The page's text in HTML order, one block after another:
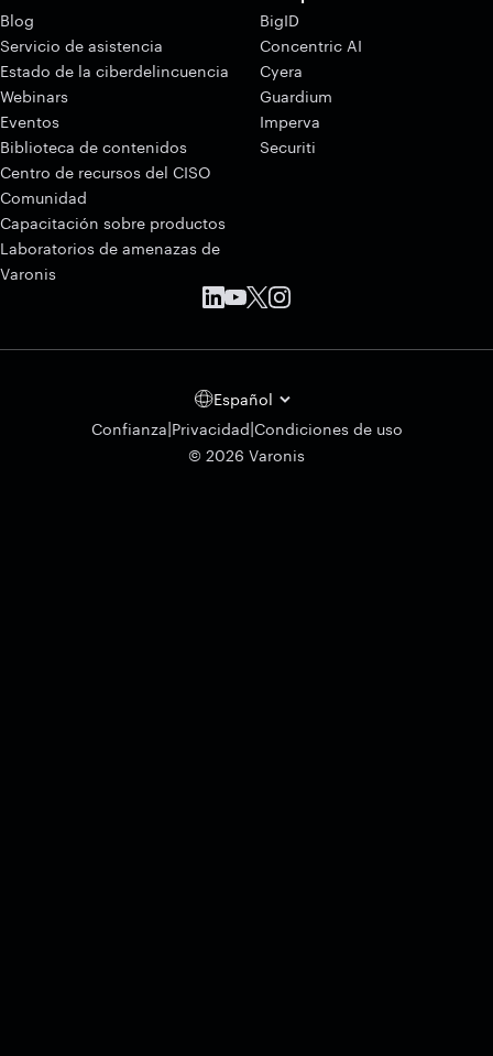
Blog
Servicio de asistencia
Estado de la ciberdelincuencia
Webinars
Eventos
Biblioteca de contenidos
Centro de recursos del CISO
Comunidad
Capacitación sobre productos
Laboratorios de amenazas de
Varonis
BigID
Concentric AI
Cyera
Guardium
Imperva
Securiti
Español
Confianza|Privacidad|Condiciones de uso
© 2026 Varonis